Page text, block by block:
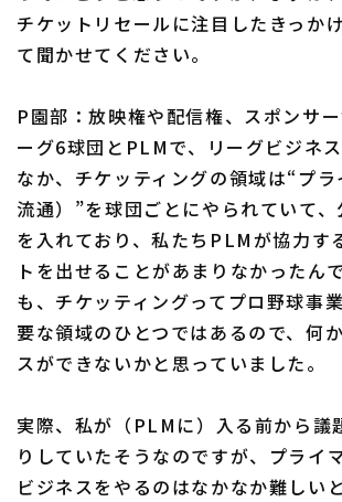
チケットリセールに注目したきっか
て聞かせてください。
P園部：放映権や配信権、スポンサ
ーグ6球団とPLMで、リーグビジネ
なか、チケッティングの領域は“プ
流通）”を球団ごとにやられていて
を入れており、私たちPLMが協力す
トを出せることがあまりなかったん
も、チケッティングってプロ野球事
要な領域のひとつではあるので、何
スができないかと思っていました。
実際、私が（PLMに）入る前から議
りしていたそうなのですが、プライ
ビジネスをやるのはなかなか難しい